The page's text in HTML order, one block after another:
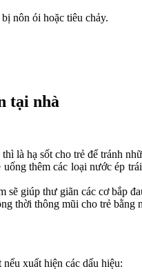
nôn ói hoặc tiêu chảy.
tại nhà
là hạ sốt cho trẻ để tránh
thêm các loại nước ép
sẽ giúp thư giãn các cơ bắp
thời thông mũi cho trẻ
xuất hiện các dấu hiệu: